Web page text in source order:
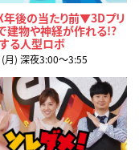
年後の当たり前▼3Dプリ
建物や神経が作れる!?
る人型ロボ
月) 深夜3:00〜3:55